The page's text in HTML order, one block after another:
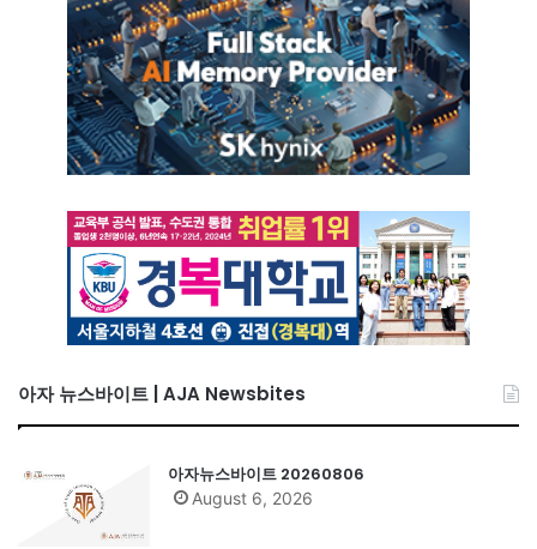
아자 뉴스바이트 | AJA Newsbites
아자뉴스바이트 20260806
August 6, 2026